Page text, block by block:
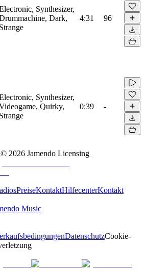
Synthesizer,
Dark,
Strange
4:31 96
Synthesizer,
Quirky,
Strange
0:39 -
© 2026 Jamendo Licensing
PreiseKontaktHilfecenterKontakt
Music
DatenschutzCookie-